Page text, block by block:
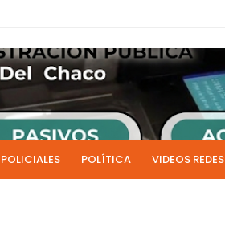
POLICIALES POLÍTICA VIDEOS REDES